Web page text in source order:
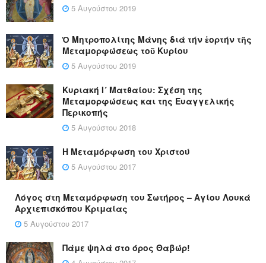
5 Αυγούστου 2019
Ὁ Μητροπολίτης Μάνης διά τήν ἑορτήν τῆς
Μεταμορφώσεως τοῦ Κυρίου
5 Αυγούστου 2019
Κυριακή Ι´ Ματθαίου: Σχέση της
Μεταμορφώσεως και της Ευαγγελικής
Περικοπής
5 Αυγούστου 2018
Η Μεταμόρφωση του Χριστού
5 Αυγούστου 2017
Λόγος στη Μεταμόρφωση του Σωτήρος – Αγίου Λουκά
Αρχιεπισκόπου Κριμαίας
5 Αυγούστου 2017
Πάμε ψηλά στο όρος Θαβώρ!